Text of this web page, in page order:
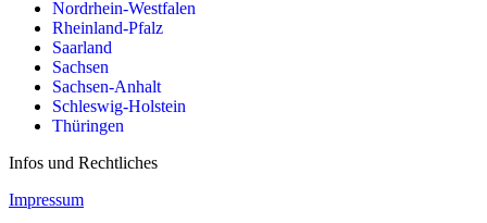
Nordrhein-Westfalen
Rheinland-Pfalz
Saarland
Sachsen
Sachsen-Anhalt
Schleswig-Holstein
Thüringen
Infos und Rechtliches
Impressum